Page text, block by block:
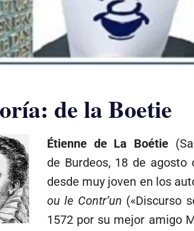
de la Boetie
Étienne de La Boétie
de Burdeos, 18 de
desde muy joven en los
ou le Contr’un («Discurso
1572 por su mejor amigo